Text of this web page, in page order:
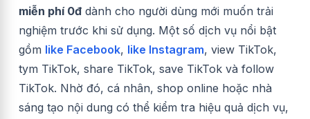
miễn phí 0đ dành cho người dùng mới muốn trải
nghiệm trước khi sử dụng. Một số dịch vụ nổi bật
gồm like Facebook, like Instagram, view TikTok,
tym TikTok, share TikTok, save TikTok và follow
TikTok. Nhờ đó, cá nhân, shop online hoặc nhà
sáng tạo nội dung có thể kiểm tra hiệu quả dịch vụ,